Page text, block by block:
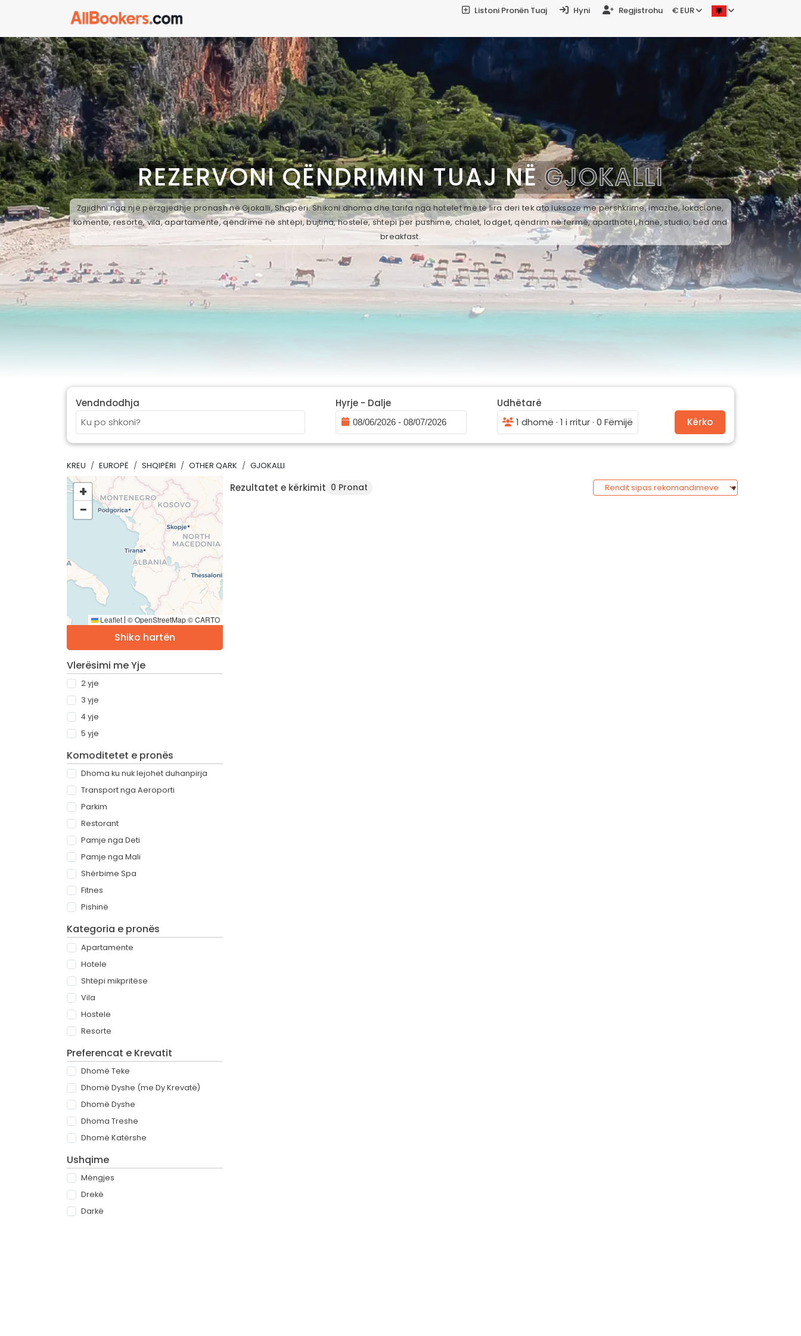
Listoni Pronën Tuaj Hyni Regjistrohu € EUR
REZERVONI QËNDRIMIN TUAJ NËGJOKALLI
Zgjidhni nga një përzgjedhje pronash në Gjokalli, Shqipëri. Shikoni dhoma dhe tarifa nga hotelet më të lira deri tek ato luksoze me përshkrime, imazhe, lokacione,
komente, resorte, vila, apartamente, qëndrime në shtëpi, bujtina, hostele, shtepi per pushime, chalet, lodget, qëndrim në fermë, aparthotel, hanë, studio, bed and
breakfast.
Vendndodhja Hyrje - Dalje
Udhëtarë
1 dhomë · 1 i rritur · 0 Fëmijë
Kërko
KREU EUROPË SHQIPËRI OTHER QARK GJOKALLI
+
−
Leaflet | © OpenStreetMap © CARTO
Shiko hartën
Vlerësimi me Yje
2 yje
3 yje
4 yje
5 yje
Komoditetet e pronës
Dhoma ku nuk lejohet duhanpirja
Transport nga Aeroporti
Parkim
Restorant
Pamje nga Deti
Pamje nga Mali
Shërbime Spa
Fitnes
Pishinë
Kategoria e pronës
Apartamente
Hotele
Shtëpi mikpritëse
Vila
Hostele
Resorte
Preferencat e Krevatit
Dhomë Teke
Dhomë Dyshe (me Dy Krevatë)
Dhomë Dyshe
Dhoma Treshe
Dhomë Katërshe
Ushqime
Mëngjes
Drekë
Darkë
Rezultatet e kërkimit 0 Pronat